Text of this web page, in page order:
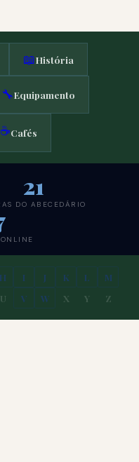
📖História
🔧Equipamento
☕Cafés
21
DO ABECEDÁRIO
H I J K L
M
U V W X Y Z